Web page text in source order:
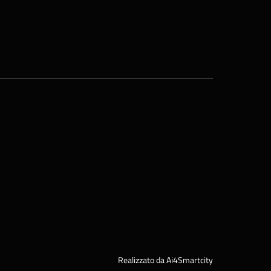
Realizzato da Ai4Smartcity